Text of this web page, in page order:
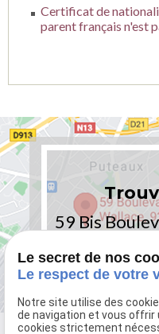
Certificat de
parent français n'est
59 Bis
Le secret de nos
Le respect de votre
Notre site utilise des
de navigation et vous offrir
cookies strictement